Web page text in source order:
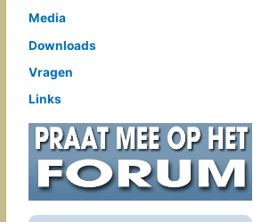
Media
Downloads
Vragen
Links